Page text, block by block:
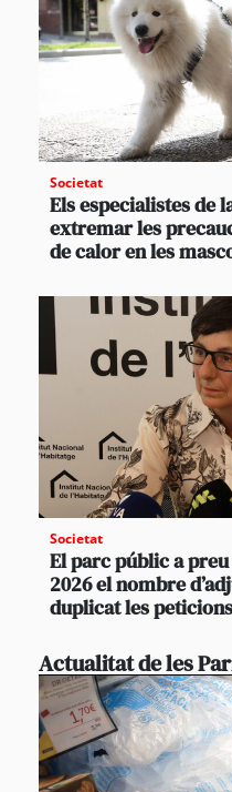
Societat
Els especialistes de
extremar les
de calor en les
Societat
El parc públic a
2026 el nombre
duplicat les
Actualitat de les